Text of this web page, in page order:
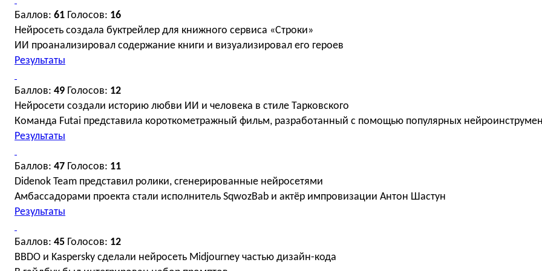
Баллов: 61 Голосов: 16
Нейросеть создала буктрейлер для книжного сервиса «Строки»
ИИ проанализировал содержание книги и визуализировал его героев
Результаты
Баллов: 49 Голосов: 12
Нейросети создали историю любви ИИ и человека в стиле Тарковского
Команда Futai представила короткометражный фильм, разработанный с помощью популярных
Результаты
Баллов: 47 Голосов: 11
Didenok Team представил ролики, сгенерированные нейросетями
Амбассадорами проекта стали исполнитель SqwozBab и актёр импровизации Антон Шастун
Результаты
Баллов: 45 Голосов: 12
BBDO и Kaspersky сделали нейросеть Midjourney частью дизайн-кода